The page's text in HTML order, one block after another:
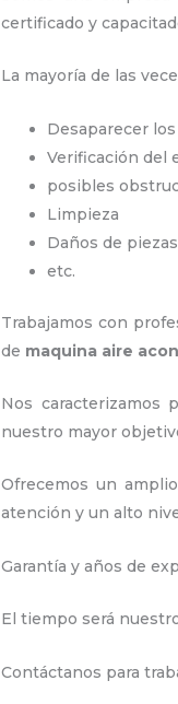
certificado y
La mayoría de las
Desaparecer
Verificación del
posibles
Limpieza
Daños de
etc.
Trabajamos con
de maquina aire
Nos caracterizamos
nuestro mayor
Ofrecemos un
atención y un alto
Garantía y años de
El tiempo será
Contáctanos para